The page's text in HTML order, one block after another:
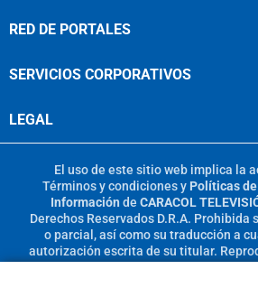
RED DE PORTALES
SERVICIOS CORPORATIVOS
LEGAL
El uso de este sitio web implica la
Términos y condicionesy Políticas
Información de CARACOL
Derechos Reservados D.R.A. Prohibida
o parcial, así como su traducción a
autorización escrita de su titular.